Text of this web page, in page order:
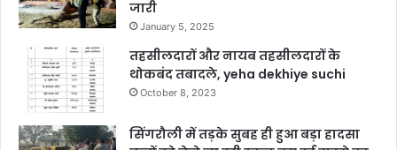
जारी
January 5, 2025
तहसीलदारों और नायब तहसीलदारों के
थोकबंद तबादले, yeha dekhiye suchi
October 8, 2023
सिंगरौली में तड़के सुबह ही हुआ बड़ा हादसा